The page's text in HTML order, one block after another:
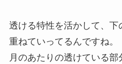
透ける特性を活かして、下
重ねていってるんですね。
月のあたりの透けている